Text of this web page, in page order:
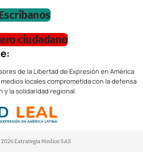
ciudadano
de la Libertad de Expresión en América
locales comprometida con la defensa
y la solidaridad regional.
Extrategia Medios SAS